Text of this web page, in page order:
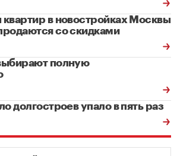
квартир в новостройках Москвы
со скидками
полную
долгостроев упало в пять раз